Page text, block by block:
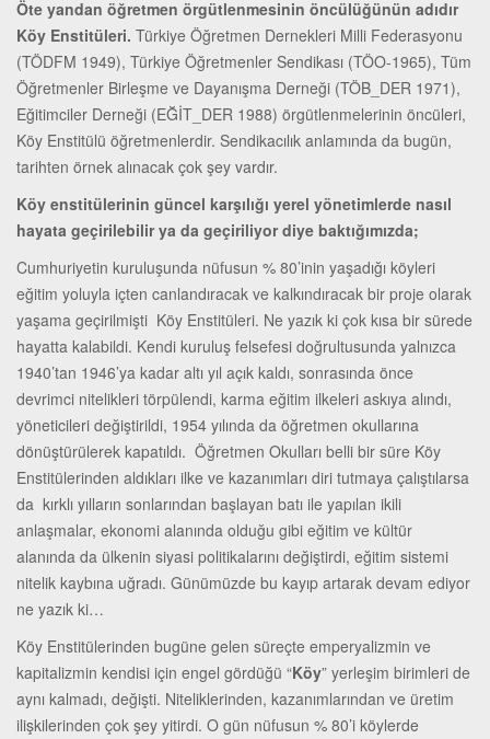
Öte yandan öğretmen örgütlenmesinin öncülüğünün adıdır
Köy Enstitüleri. Türkiye Öğretmen Dernekleri Milli Federasyonu
(TÖDFM 1949), Türkiye Öğretmenler Sendikası (TÖO-1965), Tüm
Öğretmenler Birleşme ve Dayanışma Derneği (TÖB_DER 1971),
Eğitimciler Derneği (EĞİT_DER 1988) örgütlenmelerinin öncüleri,
Köy Enstitülü öğretmenlerdir. Sendikacılık anlamında da bugün,
tarihten örnek alınacak çok şey vardır.
Köy enstitülerinin güncel karşılığı yerel yönetimlerde nasıl
hayata geçirilebilir ya da geçiriliyor diye baktığımızda;
Cumhuriyetin kuruluşunda nüfusun % 80’inin yaşadığı köyleri
eğitim yoluyla içten canlandıracak ve kalkındıracak bir proje olarak
yaşama geçirilmişti Köy Enstitüleri. Ne yazık ki çok kısa bir sürede
hayatta kalabildi. Kendi kuruluş felsefesi doğrultusunda yalnızca
1940’tan 1946’ya kadar altı yıl açık kaldı, sonrasında önce
devrimci nitelikleri törpülendi, karma eğitim ilkeleri askıya alındı,
yöneticileri değiştirildi, 1954 yılında da öğretmen okullarına
dönüştürülerek kapatıldı. Öğretmen Okulları belli bir süre Köy
Enstitülerinden aldıkları ilke ve kazanımları diri tutmaya çalıştılarsa
da kırklı yılların sonlarından başlayan batı ile yapılan ikili
anlaşmalar, ekonomi alanında olduğu gibi eğitim ve kültür
alanında da ülkenin siyasi politikalarını değiştirdi, eğitim sistemi
nitelik kaybına uğradı. Günümüzde bu kayıp artarak devam ediyor
ne yazık ki…
Köy Enstitülerinden bugüne gelen süreçte emperyalizmin ve
kapitalizmin kendisi için engel gördüğü “Köy” yerleşim birimleri de
aynı kalmadı, değişti. Niteliklerinden, kazanımlarından ve üretim
ilişkilerinden çok şey yitirdi. O gün nüfusun % 80’i köylerde